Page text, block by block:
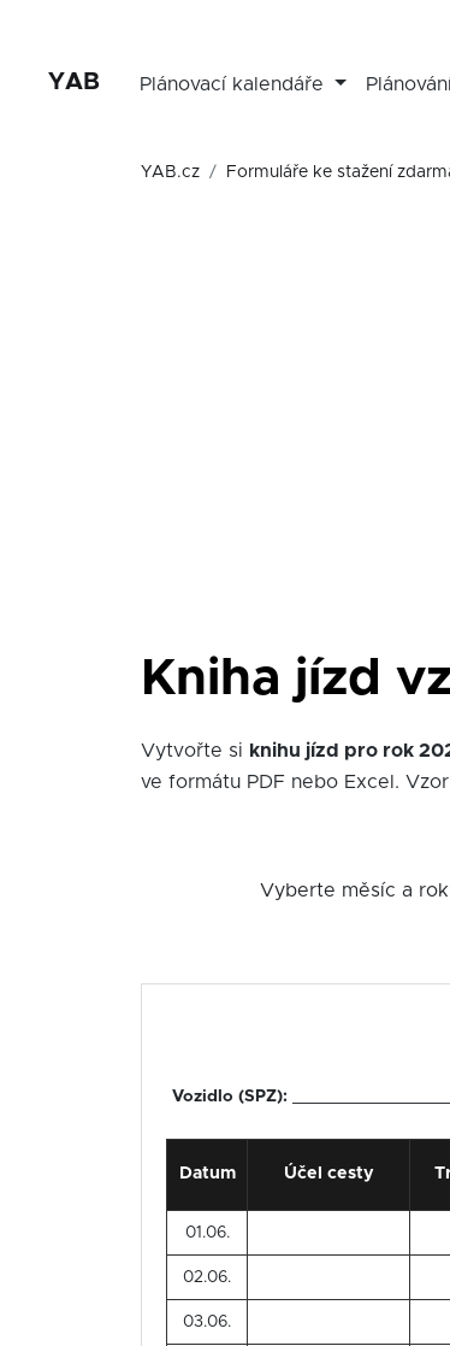
YAB Plánovací kalendáře
YAB.cz Formuláře ke stažení
Kniha jízd
Vytvořte si knihu jízd pro rok
ve formátu PDF nebo Excel.
Vyberte měsíc a
Vozidlo (SPZ):
Datum Účel cesty
01.06.
02.06.
03.06.